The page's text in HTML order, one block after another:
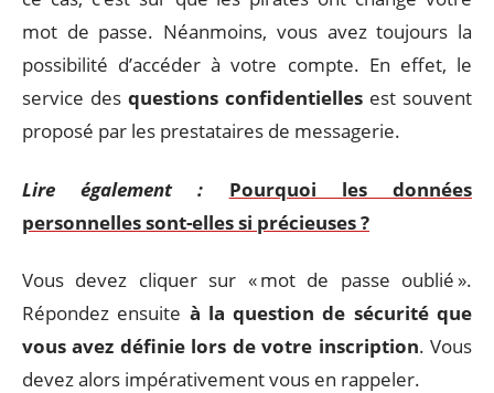
mot de passe. Néanmoins, vous avez toujours la
possibilité d’accéder à votre compte. En effet, le
service des questions confidentielles est souvent
proposé par les prestataires de messagerie.
Lire également :
Pourquoi les données
personnelles sont-elles si précieuses ?
Vous devez cliquer sur « mot de passe oublié ».
Répondez ensuite à la question de sécurité que
vous avez définie lors de votre inscription. Vous
devez alors impérativement vous en rappeler.